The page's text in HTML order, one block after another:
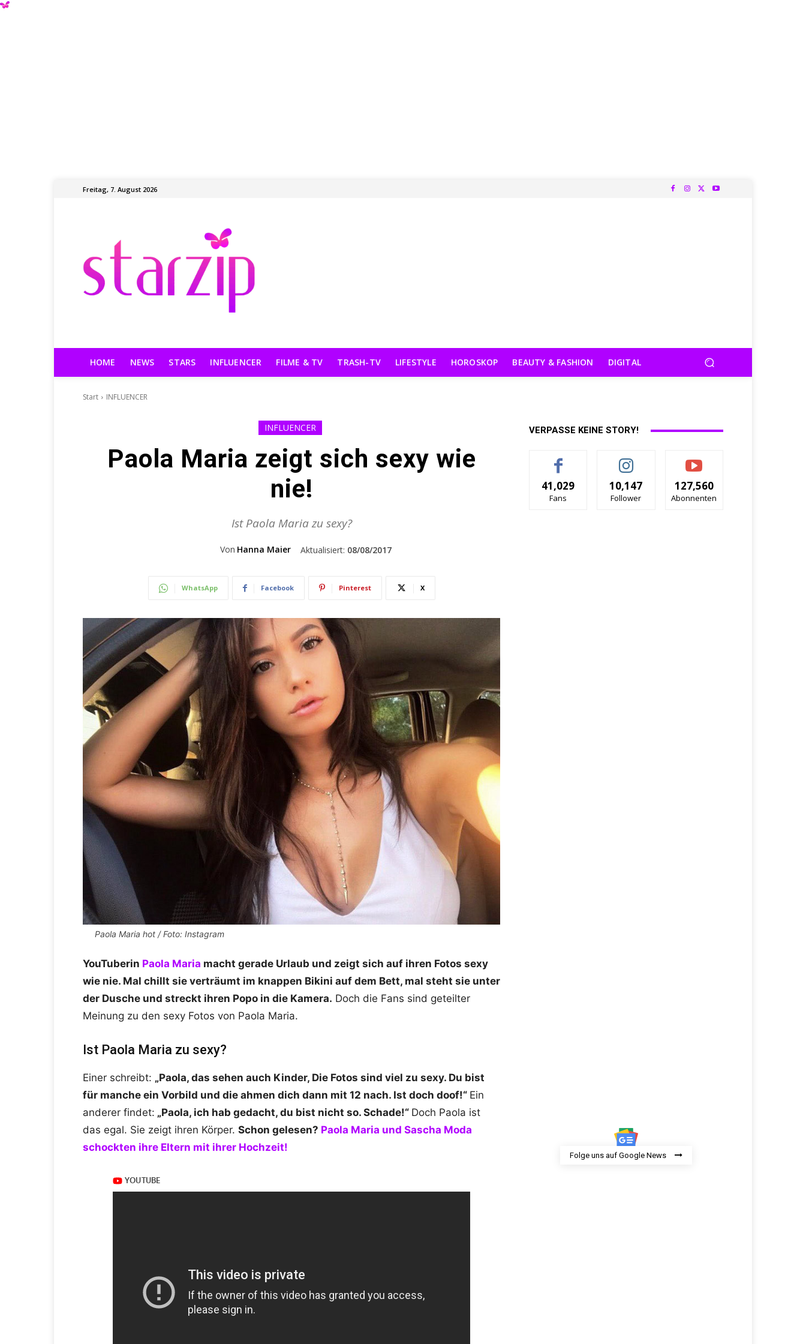
Freitag, 7. August 2026
HOME NEWS STARS INFLUENCER FILME & TV TRASH-TV LIFESTYLE HOROSKOP BEAUTY & FASHION DIGITAL
Start INFLUENCER
INFLUENCER
Paola Maria zeigt sich sexy wie
nie!
Ist Paola Maria zu sexy?
Von Hanna Maier Aktualisiert: 08/08/2017
WhatsApp Facebook Pinterest X
Paola Maria hot / Foto: Instagram
YouTuberin Paola Maria macht gerade Urlaub und zeigt sich auf ihren Fotos sexy
wie nie. Mal chillt sie verträumt im knappen Bikini auf dem Bett, mal steht sie unter
der Dusche und streckt ihren Popo in die Kamera. Doch die Fans sind geteilter
Meinung zu den sexy Fotos von Paola Maria.
Ist Paola Maria zu sexy?
Einer schreibt: „Paola, das sehen auch Kinder, Die Fotos sind viel zu sexy. Du bist
für manche ein Vorbild und die ahmen dich dann mit 12 nach. Ist doch doof!“ Ein
anderer findet: „Paola, ich hab gedacht, du bist nicht so. Schade!“ Doch Paola ist
das egal. Sie zeigt ihren Körper. Schon gelesen? Paola Maria und Sascha Moda
schockten ihre Eltern mit ihrer Hochzeit!
VERPASSE KEINE STORY!
41,029
Fans
10,147
Follower
127,560
Abonnenten
Folge uns auf Google News